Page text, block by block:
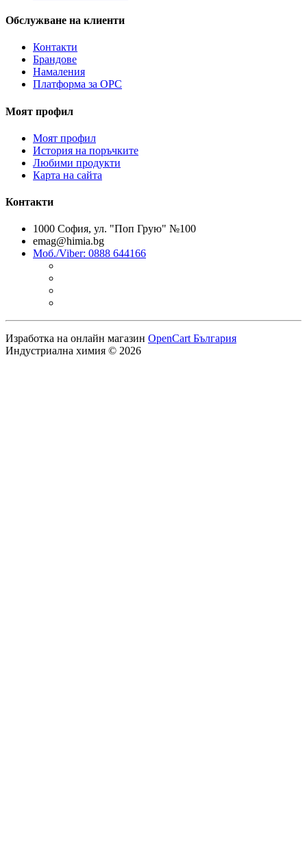
Обслужване на клиенти
Контакти
Брандове
Намаления
Платформа за ОРС
Моят профил
Моят профил
История на поръчките
Любими продукти
Карта на сайта
Контакти
1000 София, ул. "Поп Грую" №100
emag@himia.bg
Моб./Viber: 0888 644166
Изработка на онлайн магазин OpenCart България
Индустриална химия © 2026